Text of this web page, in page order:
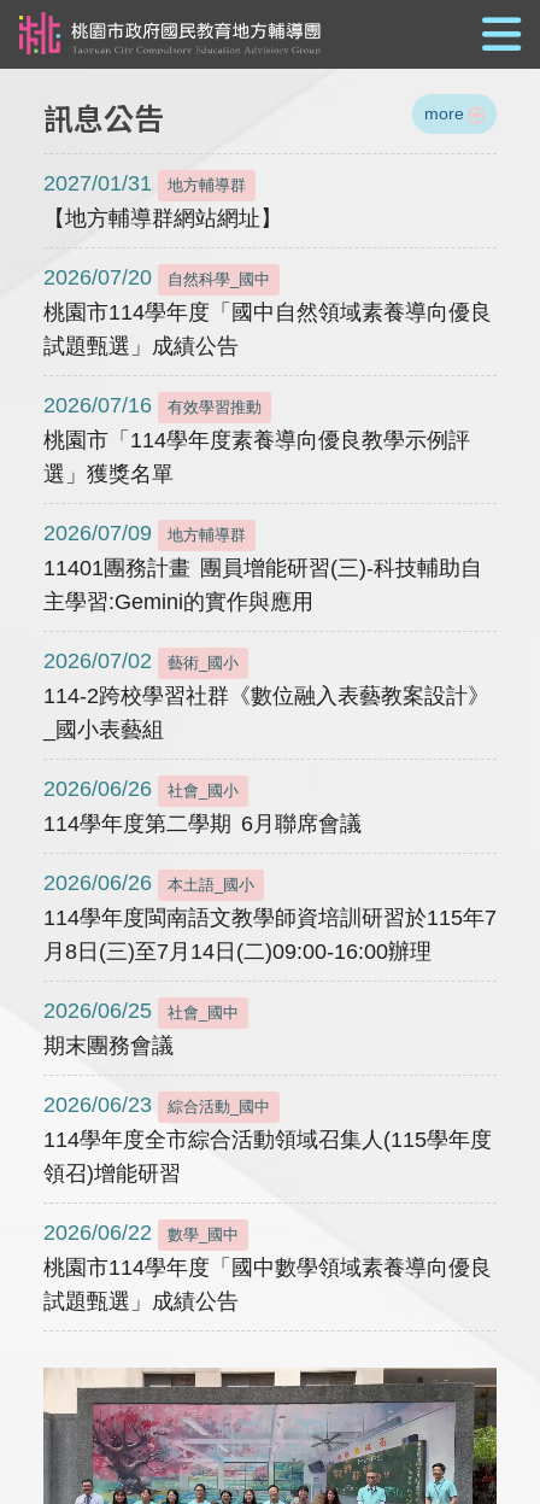
訊息公告 more
2027/01/31 地方輔導群
【地方輔導群網站網址】
2026/07/20 自然科學_國中
桃園市114學年度「國中自然領域素養導向優良
試題甄選」成績公告
2026/07/16 有效學習推動
桃園市「114學年度素養導向優良教學示例評
選」獲獎名單
2026/07/09 地方輔導群
11401團務計畫 團員增能研習(三)-科技輔助自
主學習:Gemini的實作與應用
2026/07/02 藝術_國小
114-2跨校學習社群《數位融入表藝教案設計》
_國小表藝組
2026/06/26 社會_國小
114學年度第二學期 6月聯席會議
2026/06/26 本土語_國小
114學年度閩南語文教學師資培訓研習於115年7
月8日(三)至7月14日(二)09:00-16:00辦理
2026/06/25 社會_國中
期末團務會議
2026/06/23 綜合活動_國中
114學年度全市綜合活動領域召集人(115學年度
領召)增能研習
2026/06/22 數學_國中
桃園市114學年度「國中數學領域素養導向優良
試題甄選」成績公告